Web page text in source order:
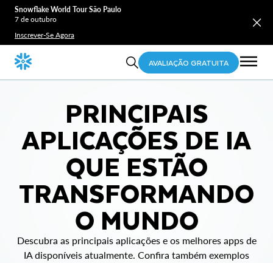
Snowflake World Tour São Paulo
7 de outubro
Inscrever-Se Agora
AVALIAÇÃO GRATUITA
PRINCIPAIS
APLICAÇÕES DE IA
QUE ESTÃO
TRANSFORMANDO
O MUNDO
Descubra as principais aplicações e os melhores apps de
IA disponíveis atualmente. Confira também exemplos